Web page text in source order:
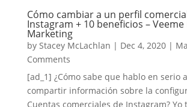
Cómo cambiar a un perfil
Instagram + 10 beneficios – Veeme
Marketing
by Stacey McLachlan | Dec 4, 2020|
Comments
[ad_1] ¿Cómo sabe que hablo en serio
compartir información sobre la
Cuentas comerciales de Instagram?